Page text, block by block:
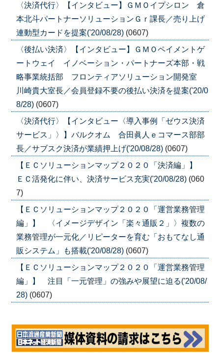
〈決済代行〉【インタビュー】ＧＭＯイプシロン 倉
本北斗パートナーソリューションＧｒ課長／売り上げ
連動型カードを提案('20/08/28) (0607)
〈後払い決済〉【インタビュー】ＧＭＯペイメントゲ
ートウェイ イノベーション・パートナーズ本部・戦
略事業統括部 フロンティアソリューション開発室
川崎貴大室長／会員登録不要の後払い決済を提案('20/0
8/28) (0607)
〈決済代行〉【インタビュー〈導入事例「ゼウス決済
サービス」〉】バルクオム 合田眞人ｅコマース部部
長／サブスク決済が業績押上げ('20/08/28) (0607)
【ＥＣソリューションマップ２０２０「決済編」】
ＥＣ活発化に伴い、決済サービス充実('20/08/28) (060
7)
【ＥＣソリューションマップ２０２０「運営業務管理
編」】 〈イメージデザイン「楽々通販２」〉複数の
業務管理が一元化／リピーターを育む「おもてなし通
販システム」も搭載('20/08/28) (0607)
【ＥＣソリューションマップ２０２０「運営業務管理
編」】 注目「一元管理」の強みや展望に迫る('20/08/
28) (0607)